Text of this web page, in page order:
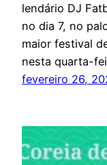
lendário DJ
no dia 7, no
maior festival
nesta quarta-
fevereiro 26,